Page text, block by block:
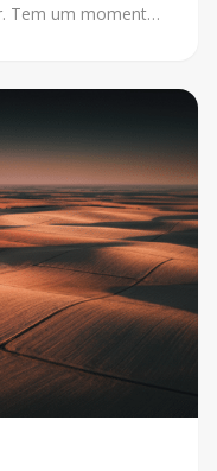
Tem um momento
que esse instinto,